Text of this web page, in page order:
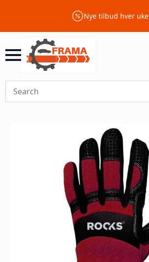
Nye tilbud hver uke